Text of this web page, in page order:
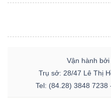
Vận hành bởi
Trụ sở: 28/47 Lê Thị
Tel: (84.28) 3848